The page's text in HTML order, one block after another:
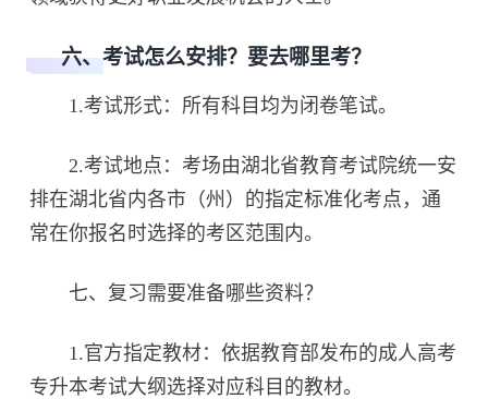
六、考试怎么安排？要去哪里考？
1.考试形式：所有科目均为闭卷笔试。
2.考试地点：考场由湖北省教育考试院统一安
排在湖北省内各市（州）的指定标准化考点，通
常在你报名时选择的考区范围内。
七、复习需要准备哪些资料？
1.官方指定教材：依据教育部发布的成人高考
专升本考试大纲选择对应科目的教材。